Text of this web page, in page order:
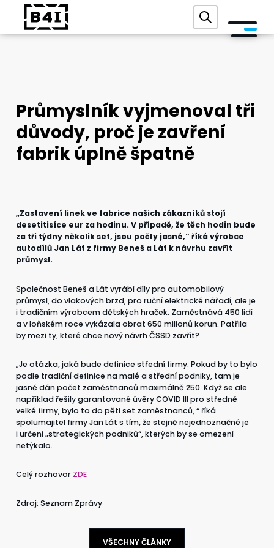
AKADEMIE
REFERENCE
AKCE
KONTAKT
CZ EN
Průmyslník vyjmenoval tři
důvody, proč je zavření
fabrik úplně špatně
„Zastavení linek ve fabrice našich zákazníků stojí
desetitisíce eur za hodinu. V případě, že těch hodin bude
za tři týdny několik set, jsou počty jasné,“ říká výrobce
autodílů Jan Lát z firmy Beneš a Lát k návrhu zavřít
průmysl.
Společnost Beneš a Lát vyrábí díly pro automobilový
průmysl, do vlakových brzd, pro ruční elektrické nářadí, ale je
i tradičním výrobcem dětských hraček. Zaměstnává 450 lidí
a v loňském roce vykázala obrat 650 milionů korun. Patřila
by mezi ty, které chce nový návrh ČSSD zavřít?
„Je otázka, jaká bude definice střední firmy. Pokud by to bylo
podle tradiční definice na malé a střední podniky, tam je
jasně dán počet zaměstnanců maximálně 250. Když se ale
například řešily garantované úvěry COVID III pro středně
velké firmy, bylo to do pěti set zaměstnanců, “ říká
spolumajitel firmy Jan Lát s tím, že stejně nejednoznačné je
i určení „strategických podniků“, kterých by se omezení
netýkalo.
Celý rozhovor ZDE
Zdroj: Seznam Zprávy
VŠECHNY ČLÁNKY